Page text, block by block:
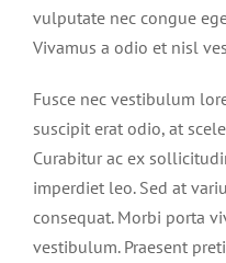
vulputate nec congue
Vivamus a odio et nisl
Fusce nec vestibulum
suscipit erat odio, at
Curabitur ac ex
imperdiet leo. Sed at
consequat. Morbi porta
vestibulum. Praesent